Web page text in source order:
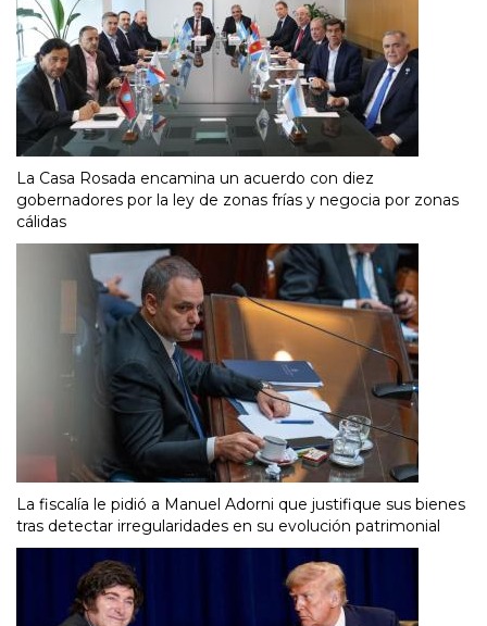
La Casa Rosada encamina un acuerdo con diez
gobernadores por la ley de zonas frías y negocia por zonas
cálidas
La fiscalía le pidió a Manuel Adorni que justifique sus bienes
tras detectar irregularidades en su evolución patrimonial